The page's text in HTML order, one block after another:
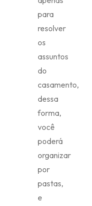
para
resolver
os
assuntos
do
casamento,
dessa
forma,
você
poderá
organizar
por
pastas,
e